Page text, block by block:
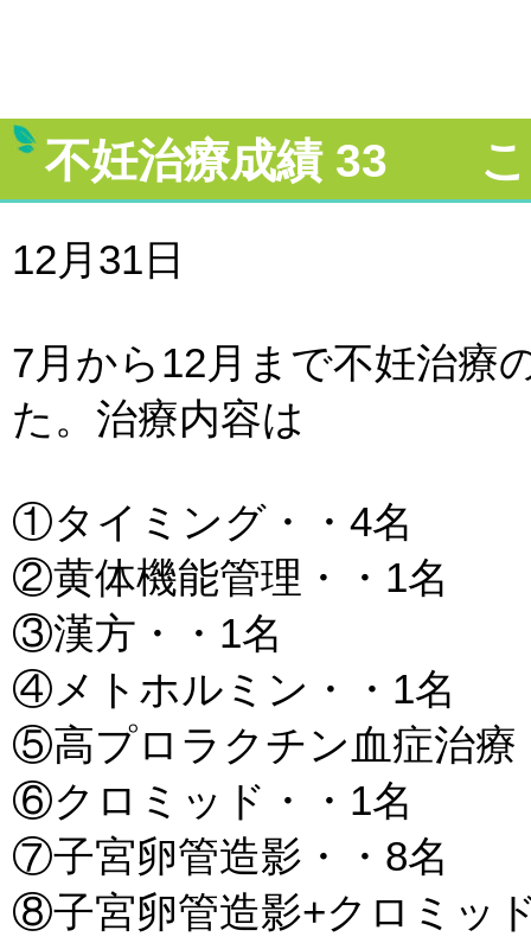
不妊治療成績 33 こ
12月31日
7月から12月まで不妊治療
た。治療内容は
①タイミング・・4名
②黄体機能管理・・1名
③漢方・・1名
④メトホルミン・・1名
⑤高プロラクチン血症治療
⑥クロミッド・・1名
⑦子宮卵管造影・・8名
⑧子宮卵管造影+クロミッ